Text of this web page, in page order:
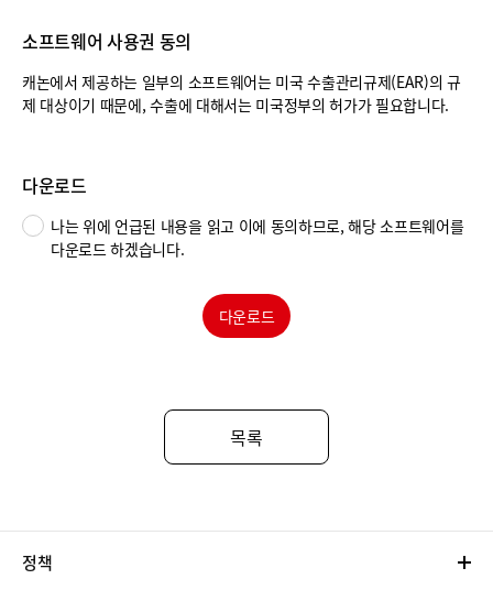
소프트웨어 사용권 동의
캐논에서 제공하는 일부의 소프트웨어는 미국 수출관리규제(EAR)의 규
제 대상이기 때문에, 수출에 대해서는 미국정부의 허가가 필요합니다.
다운로드
나는 위에 언급된 내용을 읽고 이에 동의하므로, 해당 소프트웨어를
다운로드 하겠습니다.
다운로드
목록
정책